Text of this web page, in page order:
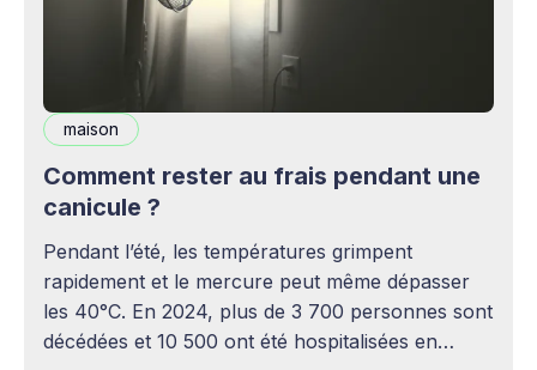
maison
Comment rester au frais pendant une
canicule ?
Pendant l’été, les températures grimpent
rapidement et le mercure peut même dépasser
les 40°C. En 2024, plus de 3 700 personnes sont
décédées et 10 500 ont été hospitalisées en